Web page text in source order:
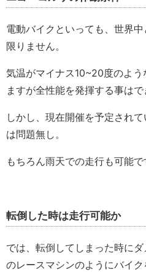
電動バイクといっても、世界
限りません。
気温がマイナス10~20度のよ
ますが全性能を発揮する事はで
しかし、現在開催を予定され
は問題無し。
もちろん雨天での走行も可能で
転倒した時は走行可能か
では、転倒してしまった時に
のレースマシンのようにバイ